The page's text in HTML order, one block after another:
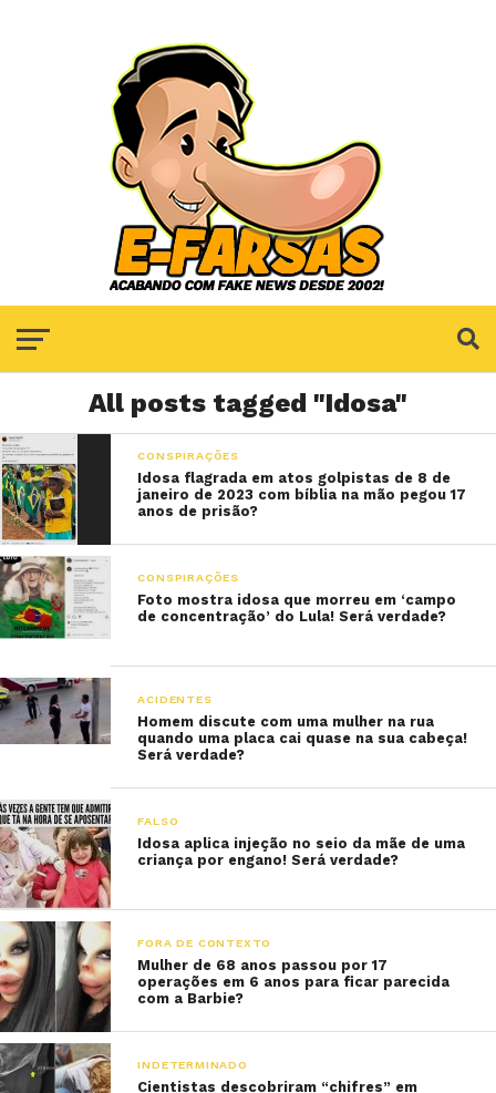
All posts tagged "Idosa"
CONSPIRAÇÕES
Idosa flagrada em atos golpistas de 8 de
janeiro de 2023 com bíblia na mão pegou 17
anos de prisão?
CONSPIRAÇÕES
Foto mostra idosa que morreu em ‘campo
de concentração’ do Lula! Será verdade?
ACIDENTES
Homem discute com uma mulher na rua
quando uma placa cai quase na sua cabeça!
Será verdade?
FALSO
Idosa aplica injeção no seio da mãe de uma
criança por engano! Será verdade?
FORA DE CONTEXTO
Mulher de 68 anos passou por 17
operações em 6 anos para ficar parecida
com a Barbie?
INDETERMINADO
Cientistas descobriram “chifres” em